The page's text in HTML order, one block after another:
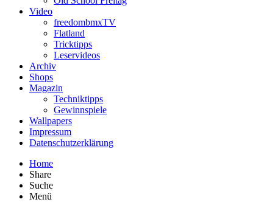
Video
freedombmxTV
Flatland
Tricktipps
Leservideos
Archiv
Shops
Magazin
Techniktipps
Gewinnspiele
Wallpapers
Impressum
Datenschutzerklärung
Home
Share
Suche
Menü